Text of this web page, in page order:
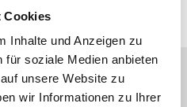
Cookies
Inhalte und Anzeigen zu
für soziale Medien anbieten
unsere Website zu
wir Informationen zu Ihrer
ikke online